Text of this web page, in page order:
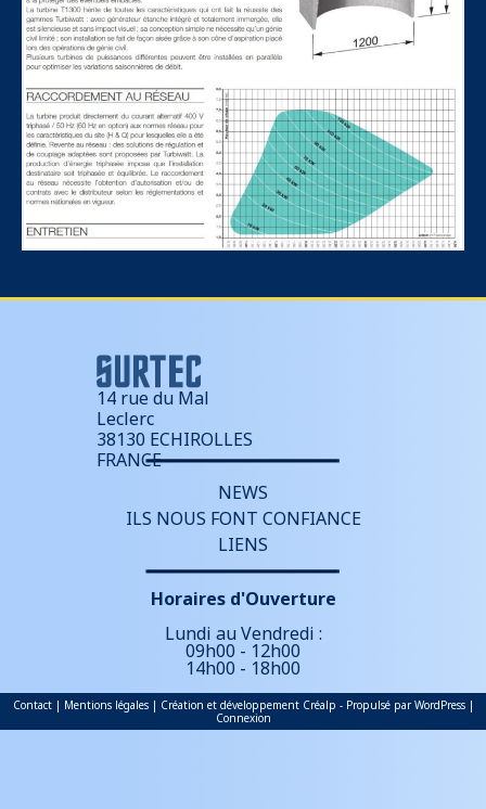
14 rue du Mal
Leclerc
38130 ECHIROLLES
FRANCE
NEWS
ILS NOUS FONT CONFIANCE
LIENS
Horaires d'Ouverture
Lundi au Vendredi :
09h00 - 12h00
14h00 - 18h00
Contact| Mentions légales| Création et développement Créalp - Propulsé parWordPress|
Connexion